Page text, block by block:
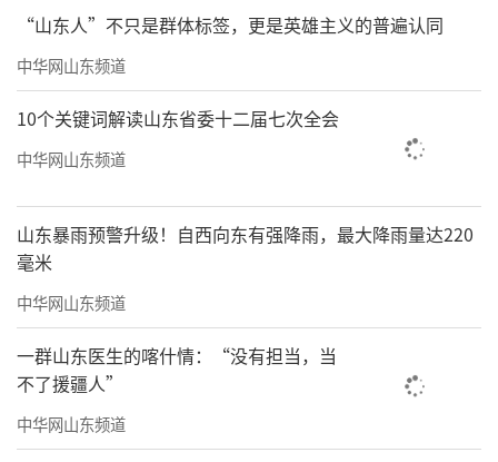
“山东人”不只是群体标签，更是英雄主义的普遍认同
中华网山东频道
10个关键词解读山东省委十二届七次全会
中华网山东频道
山东暴雨预警升级！自西向东有强降雨，最大降雨量达220
毫米
中华网山东频道
一群山东医生的喀什情：“没有担当，当
不了援疆人”
中华网山东频道